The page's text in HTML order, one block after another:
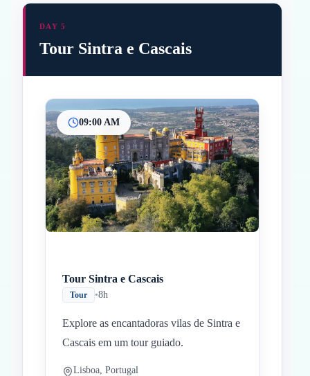
InicioParadas intermedias
Final
DAY 5
Tour Sintra e Cascais
09:00 AM
Tour Sintra e Cascais
Tour •8h
Explore as encantadoras vilas de Sintra e
Cascais em um tour guiado.
Lisboa, Portugal